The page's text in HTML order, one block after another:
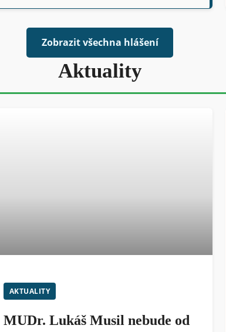
Zobrazit všechna hlášení
Aktuality
AKTUALITY
MUDr. Lukáš Musil nebude od